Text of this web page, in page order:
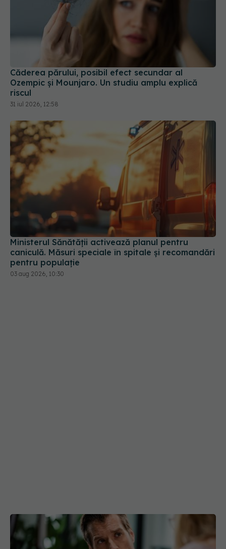
Căderea părului, posibil efect secundar al
Ozempic și Mounjaro. Un studiu amplu explică
riscul
31 iul 2026, 12:58
Ministerul Sănătății activează planul pentru
caniculă. Măsuri speciale în spitale și recomandări
pentru populație
03 aug 2026, 10:30